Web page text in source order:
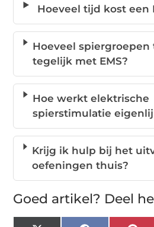
Hoeveel tijd kost een
Hoeveel spiergroepen
tegelijk met EMS?
Hoe werkt elektrische
spierstimulatie
Krijg ik hulp bij het
oefeningen thuis?
Goed artikel? Deel